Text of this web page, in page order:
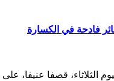
فادحة في الكسارة
الثلاثاء، قصفا عنيفا،